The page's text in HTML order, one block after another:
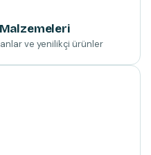
ve yenilikçi ürünler